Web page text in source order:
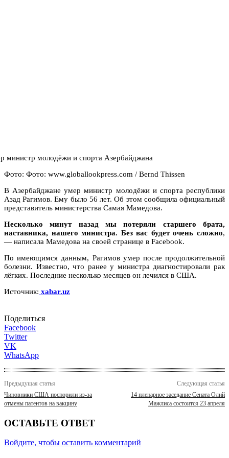
Фото: Фото: www.globallookpress.com / Bernd Thissen
В Азербайджане умер министр молодёжи и спорта республики
Азад Рагимов. Ему было 56 лет. Об этом сообщила официальный
представитель министерства Самая Мамедова.
Несколько минут назад мы потеряли старшего брата,
наставника, нашего министра. Без вас будет очень сложно,
— написала Мамедова на своей странице в Facebook.
По имеющимся данным, Рагимов умер после продолжительной
болезни. Известно, что ранее у министра диагностировали рак
лёгких. Последние несколько месяцев он лечился в США.
Источник: xabar.uz
Поделиться
Facebook
Twitter
VK
WhatsApp
Предыдущая статья
Чиновники США поспорили из-за
отмены патентов на вакцину
Следующая статья
14 пленарное заседание Сената Олий
Мажлиса состоится 23 апреля
ОСТАВЬТЕ ОТВЕТ
Войдите, чтобы оставить комментарий